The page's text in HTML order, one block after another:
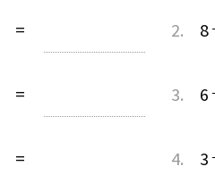
=
=
=
2. 8
3. 6
4. 3